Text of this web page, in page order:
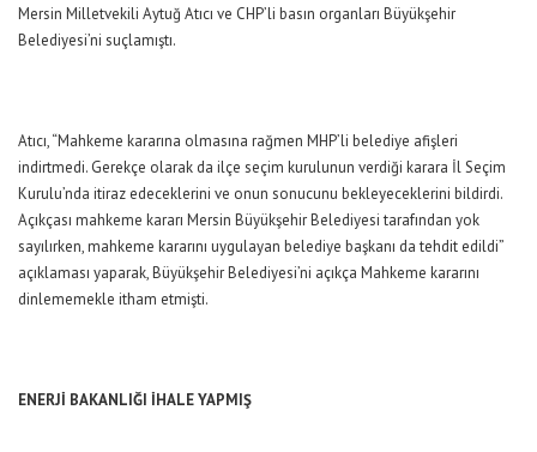
Mersin Milletvekili Aytuğ Atıcı ve CHP’li basın organları Büyükşehir
Belediyesi’ni suçlamıştı.
Atıcı, “Mahkeme kararına olmasına rağmen MHP’li belediye afişleri
indirtmedi. Gerekçe olarak da ilçe seçim kurulunun verdiği karara İl Seçim
Kurulu’nda itiraz edeceklerini ve onun sonucunu bekleyeceklerini bildirdi.
Açıkçası mahkeme kararı Mersin Büyükşehir Belediyesi tarafından yok
sayılırken, mahkeme kararını uygulayan belediye başkanı da tehdit edildi”
açıklaması yaparak, Büyükşehir Belediyesi’ni açıkça Mahkeme kararını
dinlememekle itham etmişti.
ENERJİ BAKANLIĞI İHALE YAPMIŞ